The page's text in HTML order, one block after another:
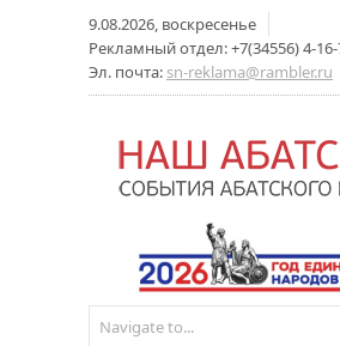
9.08.2026, воскресенье
Рекламный отдел: +7(34556) 4-16-
Эл. почта: sn-reklama@rambler.ru